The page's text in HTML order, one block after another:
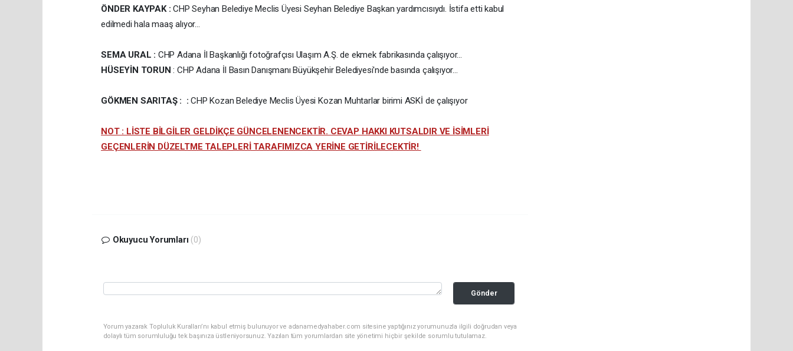
ÖNDER KAYPAK : CHP Seyhan Belediye Meclis Üyesi Seyhan Belediye Başkan yardımcısıydı. İstifa etti kabul
edilmedi hala maaş alıyor...
SEMA URAL : CHP Adana İl Başkanlığı fotoğrafçısı Ulaşım A.Ş. de ekmek fabrikasında çalışıyor...
HÜSEYİN TORUN: CHP Adana İl Basın Danışmanı Büyükşehir Belediyesi'nde basında çalışıyor...
GÖKMEN SARITAŞ : : CHP Kozan Belediye Meclis Üyesi Kozan Muhtarlar birimi ASKİ de çalışıyor
NOT : LİSTE BİLGİLER GELDİKÇE GÜNCELENENCEKTİR. CEVAP HAKKI KUTSALDIR VE İSİMLERİ
GEÇENLERİN DÜZELTME TALEPLERİ TARAFIMIZCA YERİNE GETİRİLECEKTİR!
Okuyucu Yorumları (0)
Gönder
Yorum yazarak Topluluk Kuralları’nı kabul etmiş bulunuyor ve adanamedyahaber.com sitesine yaptığınız yorumunuzla ilgili doğrudan veya
dolaylı tüm sorumluluğu tek başınıza üstleniyorsunuz. Yazılan tüm yorumlardan site yönetimi hiçbir şekilde sorumlu tutulamaz.